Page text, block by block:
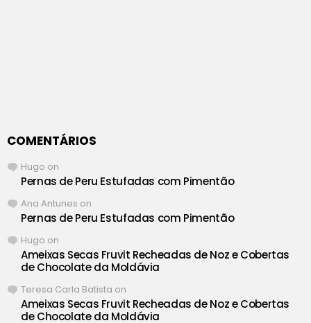
COMENTÁRIOS
Hugo on
Pernas de Peru Estufadas com Pimentão
Ana Antunes on
Pernas de Peru Estufadas com Pimentão
Hugo on
Ameixas Secas Fruvit Recheadas de Noz e Cobertas
de Chocolate da Moldávia
Teresa Carla Batista on
Ameixas Secas Fruvit Recheadas de Noz e Cobertas
de Chocolate da Moldávia